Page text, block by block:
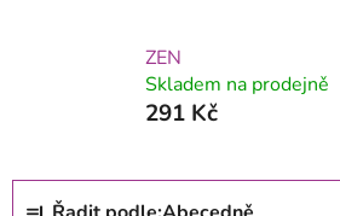
ZEN
Skladem na prodejně
291 Kč
Ř